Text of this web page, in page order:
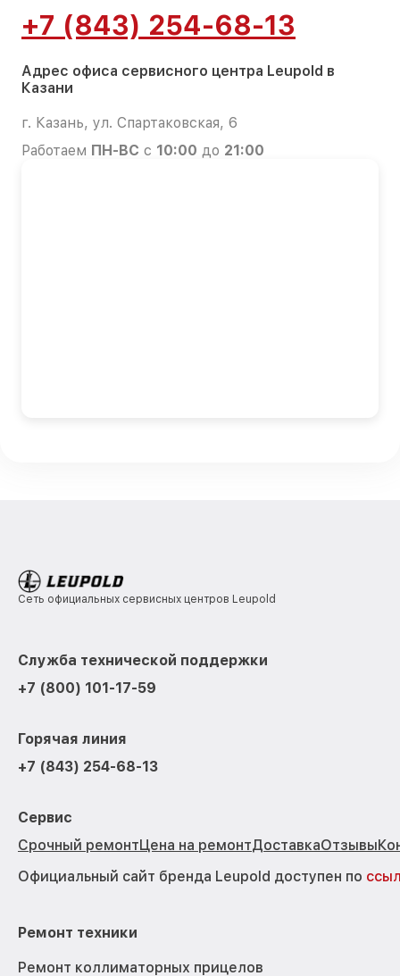
+7 (843) 254-68-13
Адрес офиса сервисного центра Leupold в
Казани
г. Казань, ул. Спартаковская, 6
Работаем ПН-ВС с 10:00 до 21:00
Сеть официальных сервисных центров Leupold
Служба технической поддержки
+7 (800) 101-17-59
Горячая линия
+7 (843) 254-68-13
Сервис
Срочный ремонтЦена на ремонтДоставкаОтзывы
Официальный сайт бренда Leupold доступен по
Ремонт техники
Ремонт коллиматорных прицелов